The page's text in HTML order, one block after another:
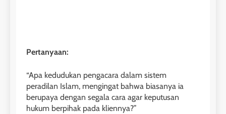
Pertanyaan:
“Apa kedudukan pengacara dalam sistem
peradilan Islam, mengingat bahwa biasanya ia
berupaya dengan segala cara agar keputusan
hukum berpihak pada kliennya?”